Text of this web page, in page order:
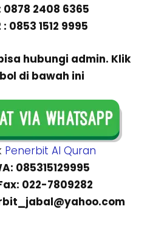
0878 2408 6365
: 0853 1512 9995
hubungi admin. Klik
di bawah ini
Penerbit Al Quran
085315129995
022-7809282